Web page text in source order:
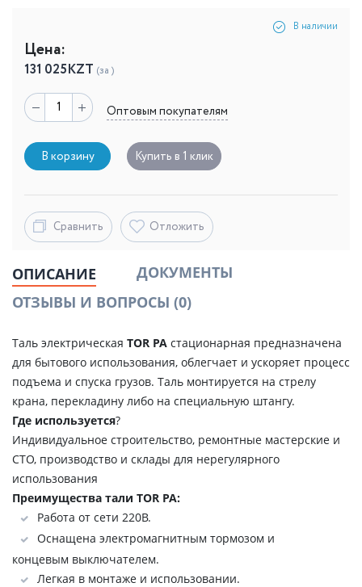
В наличии
Цена:
131 025KZT (за )
Оптовым покупателям
В корзину Купить в 1 клик
Сравнить Отложить
ОПИСАНИЕ
ДОКУМЕНТЫ
ОТЗЫВЫ И ВОПРОСЫ (0)
Таль электрическая TOR PA стационарная предназначена
для бытового использования, облегчает и ускоряет процесс
подъема и спуска грузов. Таль монтируется на стрелу
крана, перекладину либо на специальную штангу.
Где используется?
Индивидуальное строительство, ремонтные мастерские и
СТО, производство и склады для нерегулярного
использования
Преимущества тали TOR PA:
Работа от сети 220В.
Оснащена электромагнитным тормозом и
концевым выключателем.
Легкая в монтаже и использовании.